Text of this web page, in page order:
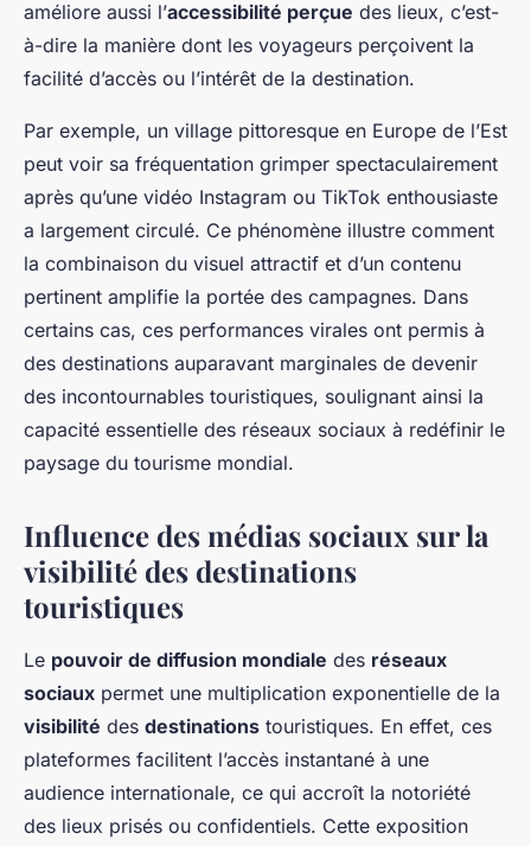
améliore aussi l’accessibilité perçue des lieux, c’est-
à-dire la manière dont les voyageurs perçoivent la
facilité d’accès ou l’intérêt de la destination.
Par exemple, un village pittoresque en Europe de l’Est
peut voir sa fréquentation grimper spectaculairement
après qu’une vidéo Instagram ou TikTok enthousiaste
a largement circulé. Ce phénomène illustre comment
la combinaison du visuel attractif et d’un contenu
pertinent amplifie la portée des campagnes. Dans
certains cas, ces performances virales ont permis à
des destinations auparavant marginales de devenir
des incontournables touristiques, soulignant ainsi la
capacité essentielle des réseaux sociaux à redéfinir le
paysage du tourisme mondial.
Influence des médias sociaux sur la
visibilité des destinations
touristiques
Le pouvoir de diffusion mondiale des réseaux
sociaux permet une multiplication exponentielle de la
visibilité des destinations touristiques. En effet, ces
plateformes facilitent l’accès instantané à une
audience internationale, ce qui accroît la notoriété
des lieux prisés ou confidentiels. Cette exposition